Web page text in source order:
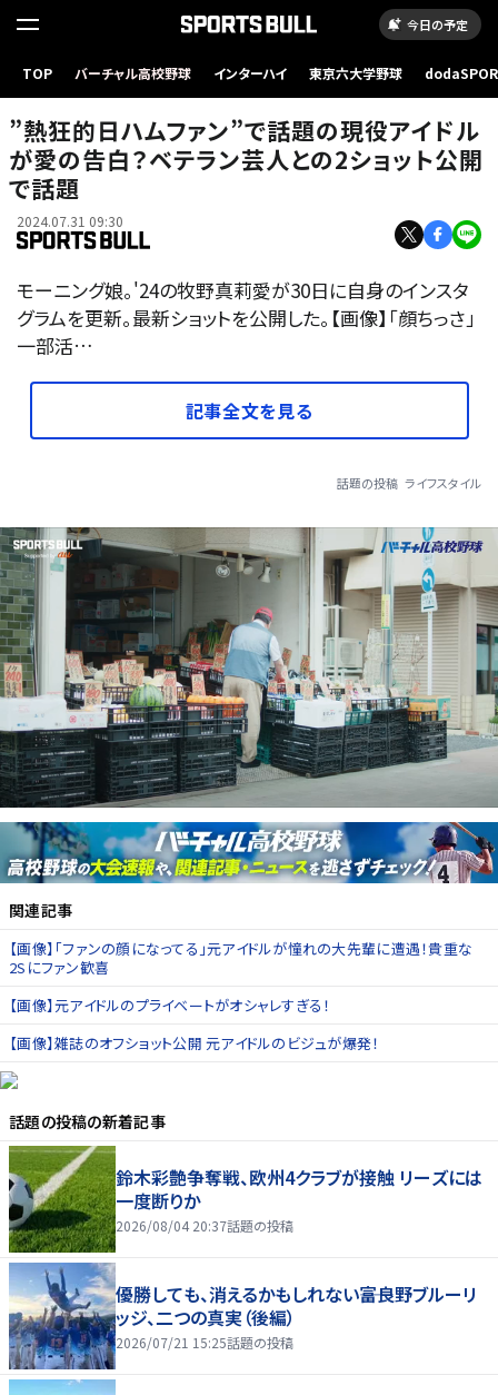
今日の予定
TOP バーチャル高校野球 インターハイ 東京六大学野球
”熱狂的日ハムファン”で話題の現役アイドル
が愛の告白？ベテラン芸人との2ショット公開
で話題
2024.07.31 09:30
モーニング娘。'24の牧野真莉愛が30日に自身のインスタ
グラムを更新。最新ショットを公開した。【画像】「顔ちっさ」
一部活…
記事全文を見る
話題の投稿 ライフスタイル
関連記事
【画像】「ファンの顔になってる」元アイドルが憧れの大先輩に遭遇！貴重な
2Sにファン歓喜
【画像】元アイドルのプライベートがオシャレすぎる！
【画像】雑誌のオフショット公開 元アイドルのビジュが爆発！
話題の投稿の新着記事
鈴木彩艶争奪戦、欧州4クラブが接触 リーズには
一度断りか
2026/08/04 20:37話題の投稿
優勝しても、消えるかもしれない――富良野ブルーリ
ッジ、二つの真実（後編）
2026/07/21 15:25話題の投稿